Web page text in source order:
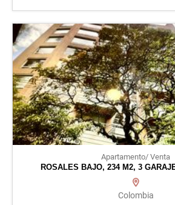
Apartamento/ Venta
ROSALES BAJO, 234 M2, 3
Colombia